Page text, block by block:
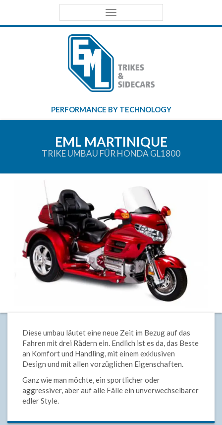
Trikes &
PERFORMANCE BY TECHNOLOGY
EML MARTINIQUE
TRIKE UMBAU FÜR HONDA GL1800
Diese umbau läutet eine neue Zeit im Bezug auf das
Fahren mit drei Rädern ein. Endlich ist es da, das Beste
an Komfort und Handling, mit einem exklusiven
Design und mit allen vorzüglichen Eigenschaften.
Ganz wie man möchte, ein sportlicher oder
aggressiver, aber auf alle Fälle ein unverwechselbarer
edler Style.